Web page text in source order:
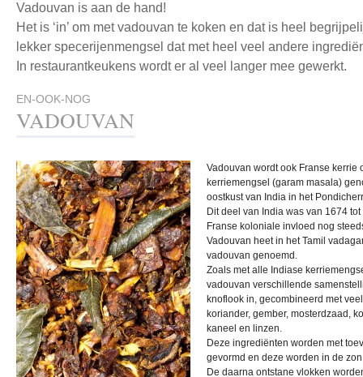
Vadouvan is aan de hand!
Het is ‘in’ om met vadouvan te koken en dat is heel
lekker specerijenmengsel dat met heel veel andere
In restaurantkeukens wordt er al veel langer mee gewerkt.
EN-OOK-NOG
VADOUVAN
Vadouvan wordt ook Franse kerrie
kerriemengsel (garam masala)
oostkust van India in het
Dit deel van India was van 1674
Franse koloniale invloed nog
Vadouvan heet in het Tamil
vadouvan genoemd.
Zoals met alle Indiase
vadouvan verschillende
knoflook in, gecombineerd met
koriander, gember, mosterdzaad,
kaneel en linzen.
Deze ingrediënten worden met
gevormd en deze worden in de
De daarna ontstane vlokken